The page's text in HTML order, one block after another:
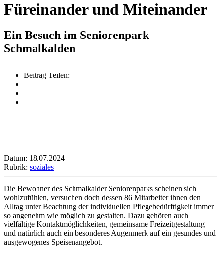
Füreinander und Miteinander
Ein Besuch im Seniorenpark
Schmalkalden
Beitrag Teilen:
Datum: 18.07.2024
Rubrik: soziales
Die Bewohner des Schmalkalder Seniorenparks scheinen sich
wohlzufühlen, versuchen doch dessen 86 Mitarbeiter ihnen den
Alltag unter Beachtung der individuellen Pflegebedürftigkeit immer
so angenehm wie möglich zu gestalten. Dazu gehören auch
vielfältige Kontaktmöglichkeiten, gemeinsame Freizeitgestaltung
und natürlich auch ein besonderes Augenmerk auf ein gesundes und
ausgewogenes Speisenangebot.